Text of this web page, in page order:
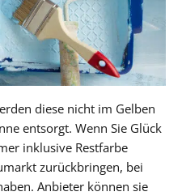
diese nicht im Gelben
entsorgt. Wenn Sie Glück
inklusive Restfarbe
zurückbringen, bei
Anbieter können sie